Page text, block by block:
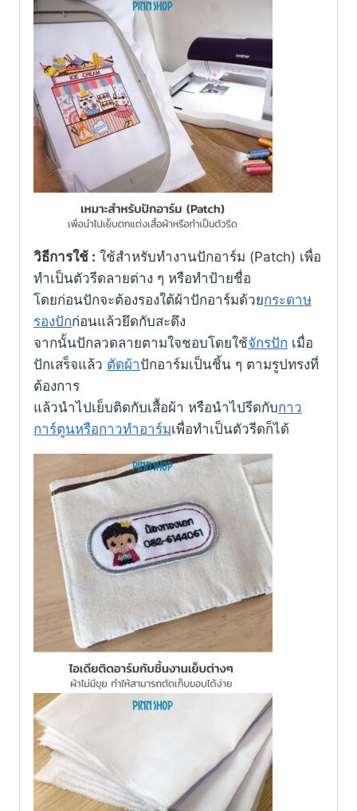
วิธีการใช้ : ใช้สำหรับทำงานปักอาร์ม (Patch) เพื่อ
ทำเป็นตัวรีดลายต่าง ๆ หรือทำป้ายชื่อ
โดยก่อนปักจะต้องรองใต้ผ้าปักอาร์มด้วยกระดาษ
รองปักก่อนแล้วยึดกับสะดึง
จากนั้นปักลวดลายตามใจชอบโดยใช้จักรปัก เมื่อ
ปักเสร็จแล้ว ตัดผ้าปักอาร์มเป็นชิ้น ๆ ตามรูปทรงที่
ต้องการ
แล้วนำไปเย็บติดกับเสื้อผ้า หรือนำไปรีดกับกาว
การ์ตูนหรือกาวทำอาร์มเพื่อทำเป็นตัวรีดก็ได้